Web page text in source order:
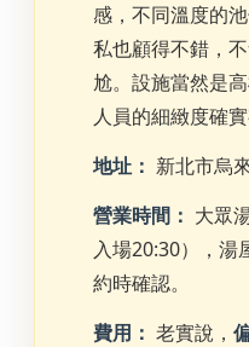
感，不同溫度的
私也顧得不錯，
尬。設施當然是
人員的細緻度確實
地址： 新北市烏
營業時間： 大眾
入場20:30），湯
約時確認。
費用： 老實說，